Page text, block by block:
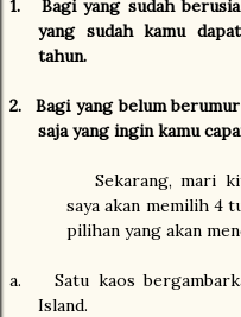
1.
Bagi yang sudah
yang sudah kamu
tahun.
2.
Bagi yang belum
saja yang ingin kamu
Sekarang, mari
saya akan memilih 4
pilihan yang akan
a.
Satu kaos
Island.